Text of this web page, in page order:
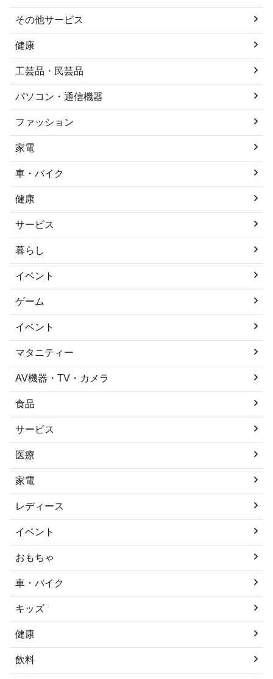
その他サービス
健康
工芸品・民芸品
パソコン・通信機器
ファッション
家電
車・バイク
健康
サービス
暮らし
イベント
ゲーム
イベント
マタニティー
AV機器・TV・カメラ
食品
サービス
医療
家電
レディース
イベント
おもちゃ
車・バイク
キッズ
健康
飲料